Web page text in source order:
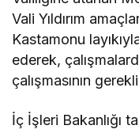
Vali Yıldırım
Kastamonu
ederek,
çalışmasının
İç İşleri Bakanlığı